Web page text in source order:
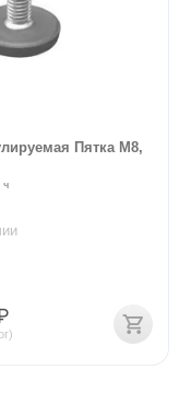
Пятка М8,
ч